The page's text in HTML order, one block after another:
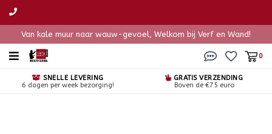
Van kale muur naar wauw-gevoel, Welkom bij Verf en Wand!
0
SNELLE LEVERING
6 dagen per week bezorging!
GRATIS VERZENDING
Boven de €75 euro